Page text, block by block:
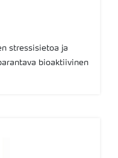
stressisietoa ja
bioaktiivinen